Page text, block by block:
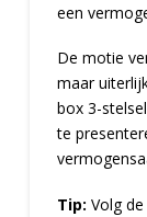
een
De motie
maar
box 3-
te
Tip: Volg